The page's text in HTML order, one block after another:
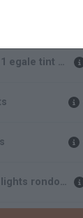
Volledige kleuring 1 egale tint (kort haar)
Face framing (highlights rondom het gezicht)